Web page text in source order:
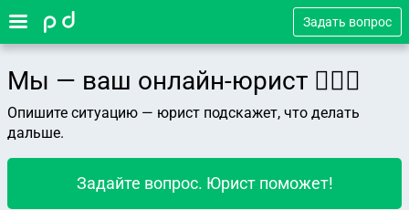
Задать вопрос
Мы — ваш онлайн-юрист 👨🏻‍⚖️
Опишите ситуацию — юрист подскажет, что делать
дальше.
Задайте вопрос. Юрист поможет!